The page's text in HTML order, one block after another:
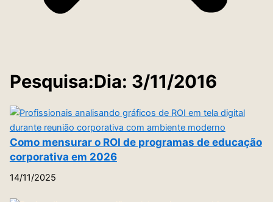
Pesquisa:Dia: 3/11/2016
Como mensurar o ROI de programas de educação
corporativa em 2026
14/11/2025